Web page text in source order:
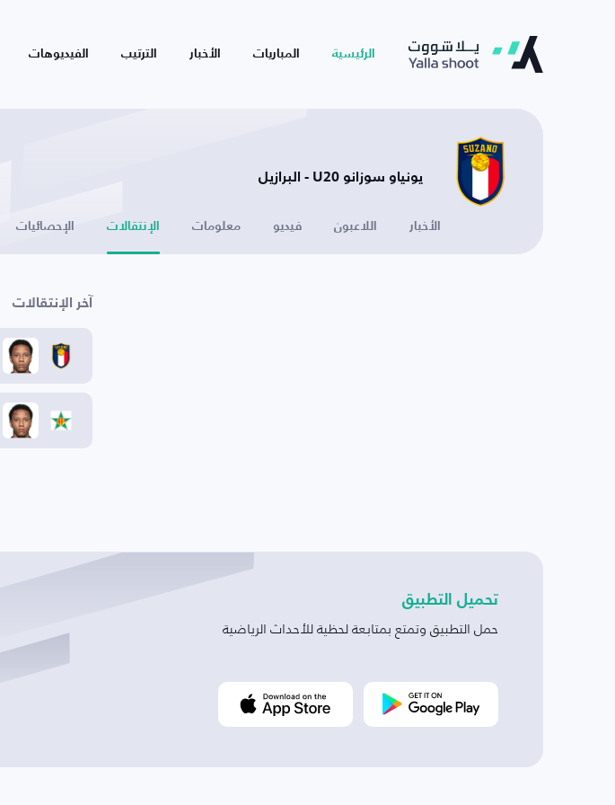
الرئيسية المباريات الأخبار الترتيب الفيديوهات
يونياو سوزانو U20 - البرازيل
الأخبار اللاعبون فيديو معلومات الإنتقالات الإحصائيات
آخر الإنتقالات
تحميل التطبيق
حمل التطبيق وتمتع بمتابعة لحظية للأحداث الرياضية